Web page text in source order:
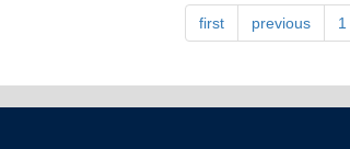
first previous 1